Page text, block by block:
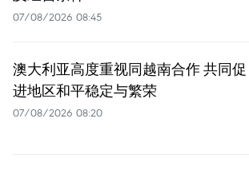
07/08/2026 08:45
澳大利亚高度重视同越南合作 共同促
进地区和平稳定与繁荣
07/08/2026 08:20